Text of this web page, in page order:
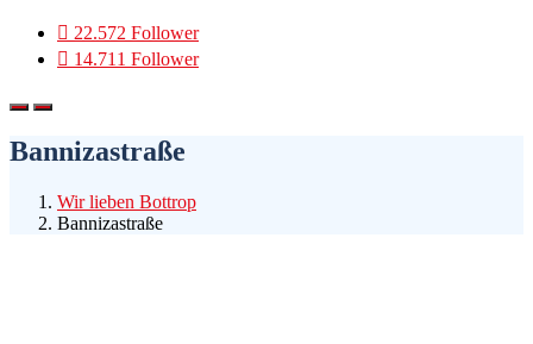
22.572 Follower
14.711 Follower
Bannizastraße
Wir lieben Bottrop
Bannizastraße